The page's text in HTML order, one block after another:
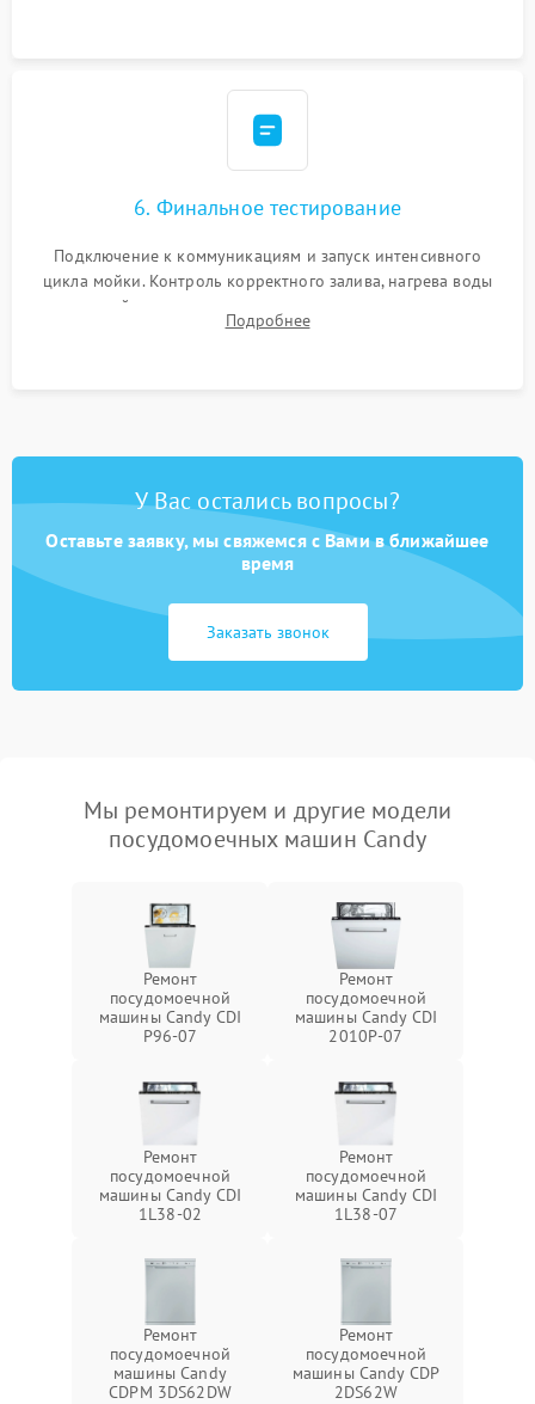
6. Финальное тестирование
Подключение к коммуникациям и запуск интенсивного
цикла мойки. Контроль корректного залива, нагрева воды
до нужной температуры, отсутствия посторонних шумов,
штатного слива и абсолютной сухости в поддоне.
Подробнее
У Вас остались вопросы?
Оставьте заявку, мы свяжемся с Вами в ближайшее
время
Заказать звонок
Мы ремонтируем и другие модели
посудомоечных машин Candy
Ремонт
посудомоечной
машины Candy CDI
P96-07
Ремонт
посудомоечной
машины Candy CDI
2010P-07
Ремонт
посудомоечной
машины Candy CDI
1L38-02
Ремонт
посудомоечной
машины Candy CDI
1L38-07
Ремонт
посудомоечной
машины Candy
CDPM 3DS62DW
Ремонт
посудомоечной
машины Candy CDP
2DS62W